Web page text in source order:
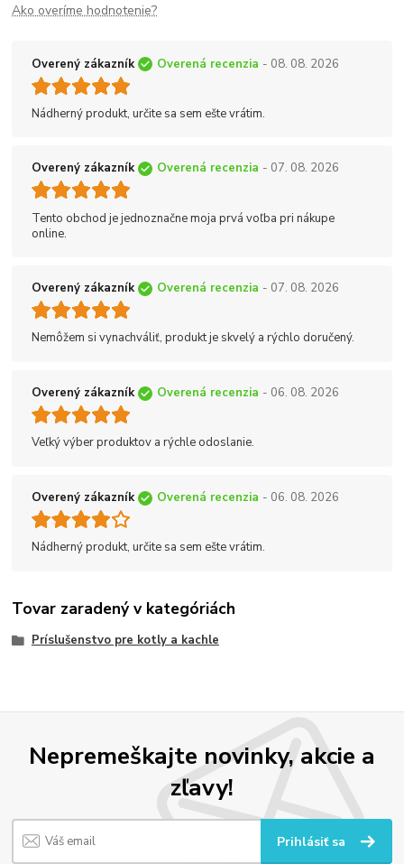
Ako overíme hodnotenie?
Overený zákazník Overená recenzia - 08. 08. 2026
Nádherný produkt, určite sa sem ešte vrátim.
Overený zákazník Overená recenzia - 07. 08. 2026
Tento obchod je jednoznačne moja prvá voľba pri nákupe
online.
Overený zákazník Overená recenzia - 07. 08. 2026
Nemôžem si vynachváliť, produkt je skvelý a rýchlo doručený.
Overený zákazník Overená recenzia - 06. 08. 2026
Veľký výber produktov a rýchle odoslanie.
Overený zákazník Overená recenzia - 06. 08. 2026
Nádherný produkt, určite sa sem ešte vrátim.
Tovar zaradený v kategóriách
Príslušenstvo pre kotly a kachle
Nepremeškajte novinky, akcie a
zľavy!
Prihlásiť sa